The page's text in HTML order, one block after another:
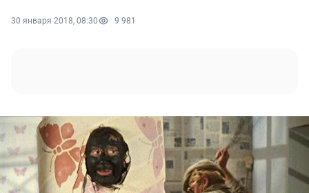
30 января 2018, 08:30 9 981